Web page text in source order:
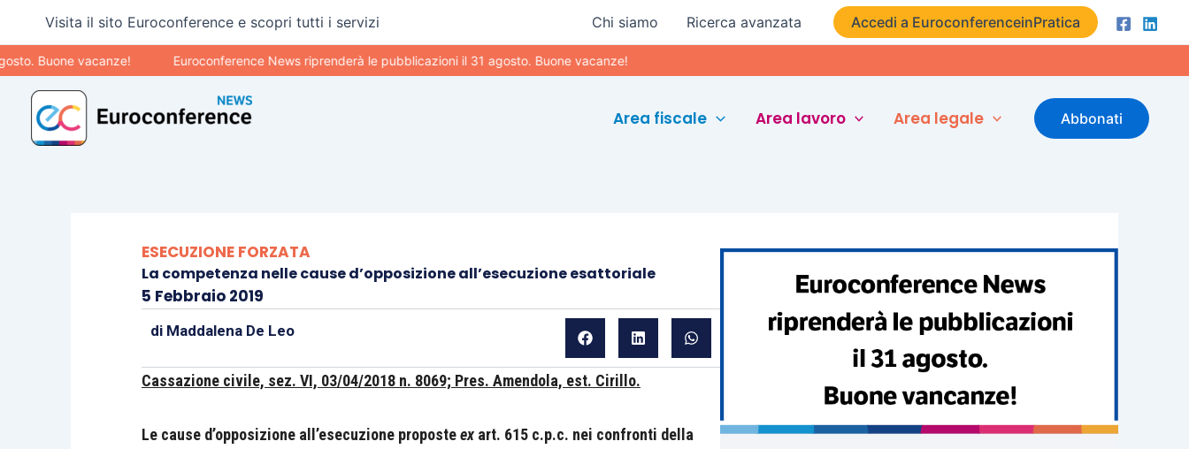
contenuto
Visita il sito Euroconference e scopri tutti i servizi Chi siamo Ricerca avanzata Accedi a EuroconferenceinPratica
vacanze! Euroconference News riprenderà le pubblicazioni il 31 agosto. Buone vacanze!
Area fiscale Area lavoro Area legale Abbonati
ESECUZIONE FORZATA
La competenza nelle cause d’opposizione all’esecuzione esattoriale
5 Febbraio 2019
di Maddalena De Leo
Cassazione civile, sez. VI, 03/04/2018 n. 8069; Pres. Amendola, est. Cirillo.
Le cause d’opposizione all’esecuzione proposteex art. 615 c.p.c. nei confronti della